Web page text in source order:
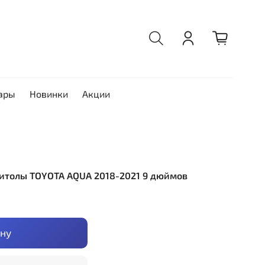
Новинки Акции
TOYOTA AQUA 2018-2021 9 дюймов